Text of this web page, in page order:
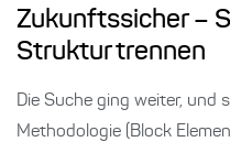
Zukunftssicher –
Struktur trennen
Die Suche ging weiter, und
Methodologie (Block